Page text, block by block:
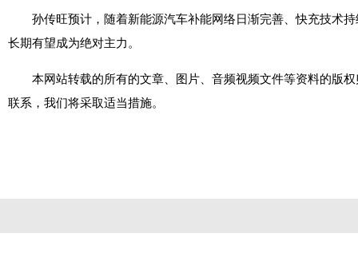
孙传旺预计，随着新能源汽车补能网络日渐完善、快充技术持
长期有望成为绝对主力。
本网站转载的所有的文章、图片、音频视频文件等资料的版权
联系，我们将采取适当措施。